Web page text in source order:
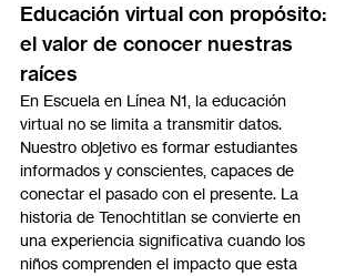
Educación virtual con propósito:
el valor de conocer nuestras
raíces
En Escuela en Línea N1, la educación
virtual no se limita a transmitir datos.
Nuestro objetivo es formar estudiantes
informados y conscientes, capaces de
conectar el pasado con el presente. La
historia de Tenochtitlan se convierte en
una experiencia significativa cuando los
niños comprenden el impacto que esta